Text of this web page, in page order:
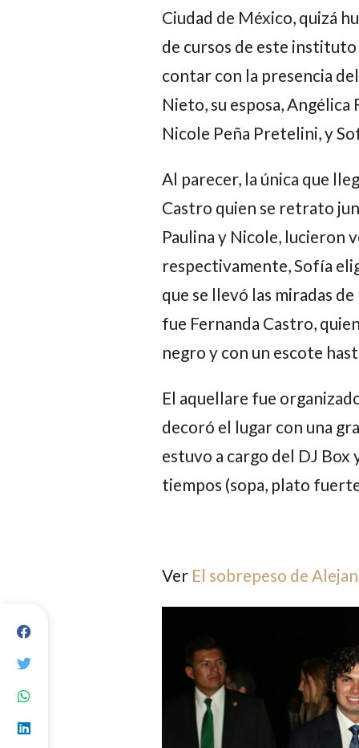
Ciudad de México, quizá
de cursos de este
contar con la presencia
Nieto, su esposa,Angélica
Nicole Peña Pretelini, y
Al parecer, la única que
Castro quien se retrato
Paulina y Nicole, lucieron
respectivamente,Sofía
que se llevó las miradas
fue Fernanda Castro,
negro y con un escote
El aquellare fue
decoró el lugar con una
estuvo a cargo del DJ Box
tiempos (sopa, plato
Ver El sobrepeso de